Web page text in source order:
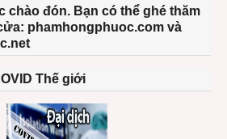
chào đón. Bạn có thể ghé thăm
phamhongphuoc.com và
Thế giới